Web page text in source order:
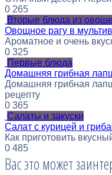
0 265
Вторые блюда из
Овощное рагу в
Ароматное и очень
0 325
Первые блюда
Домашняя грибная
Домашняя грибная
рецепту
0 365
Салаты и закуски
Салат с курицей и
Как приготовить
0 485
Вас это может